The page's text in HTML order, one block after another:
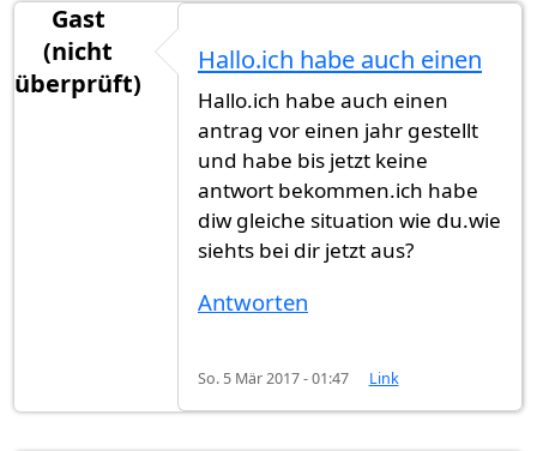
Gast
(nicht
überprüft)
Hallo.ich habe auch einen
Hallo.ich habe auch einen
antrag vor einen jahr gestellt
und habe bis jetzt keine
antwort bekommen.ich habe
diw gleiche situation wie du.wie
siehts bei dir jetzt aus?
Antworten
So. 5 Mär 2017 - 01:47 Link